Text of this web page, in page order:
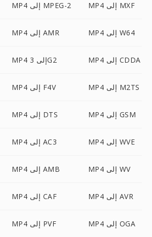
MP4 إلى MPEG-2 MP4 إلى MXF
MP4 إلى AMR MP4 إلى W64
MP4 إلى 3G2 MP4 إلى CDDA
MP4 إلى F4V MP4 إلى M2TS
MP4 إلى DTS MP4 إلى GSM
MP4 إلى AC3 MP4 إلى WVE
MP4 إلى AMB MP4 إلى WV
MP4 إلى CAF MP4 إلى AVR
MP4 إلى PVF MP4 إلى OGA